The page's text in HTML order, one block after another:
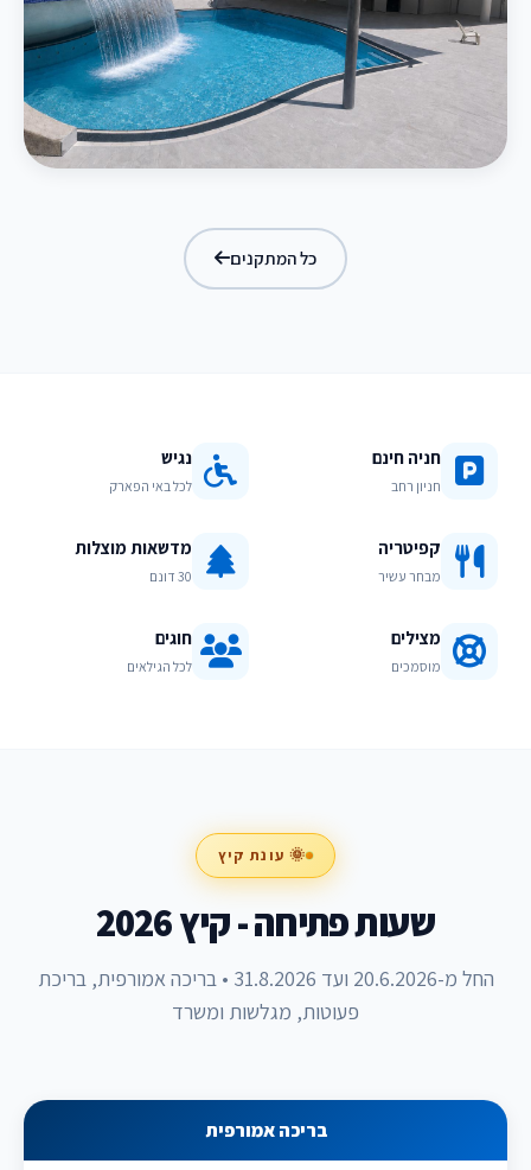
כל המתקנים
חניה חינם
חניון רחב
נגיש
לכל באי הפארק
קפיטריה
מבחר עשיר
מדשאות מוצלות
30 דונם
מצילים
מוסמכים
חוגים
לכל הגילאים
🌞 עונת קיץ
שעות פתיחה - קיץ 2026
החל מ-20.6.2026 ועד 31.8.2026 • בריכה אמורפית, בריכת
פעוטות, מגלשות ומשרד
בריכה אמורפית